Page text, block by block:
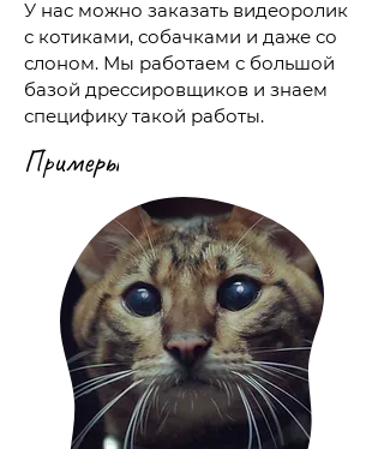
У нас можно заказать видеоролик
с котиками, собачками и даже со
слоном. Мы работаем с большой
базой дрессировщиков и знаем
специфику такой работы.
Примеры